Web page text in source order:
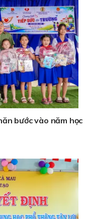
bước vào năm học